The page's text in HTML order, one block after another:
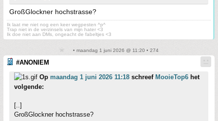
GroßGlockner hochstrasse?
Ik laat me niet nog een keer wegpesten ^p^
Trap niet in de verzinsels van mijn hater <3
Ik doe niet aan DMs, ongeacht de fabeltjes <3
• maandag 1 juni 2026 @ 11:20 • 274
#ANONIEM
Op maandag 1 juni 2026 11:18 schreef MooieTop6 het
volgende:
[..]
GroßGlockner hochstrasse?